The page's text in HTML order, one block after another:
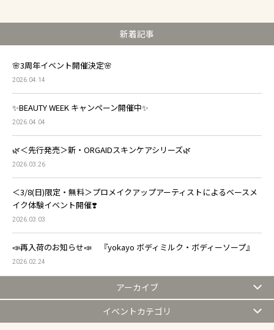
新着記事
🌸3周年イベント開催決定🌸
2026.04.14
✨BEAUTY WEEK キャンペーン開催中✨
2026.04.04
🌿＜先行発売＞新・ORGAIDスキンケアシリーズ🌿
2026.03.26
＜3/8(日)限定・無料＞プロメイクアップアーティストによるベースメ
イク体験イベント開催❣️
2026.03.03
📣再入荷のお知らせ📣 『yokayo ボディミルク・ボディーソープ』
2026.02.24
アーカイブ
イベントカテゴリ